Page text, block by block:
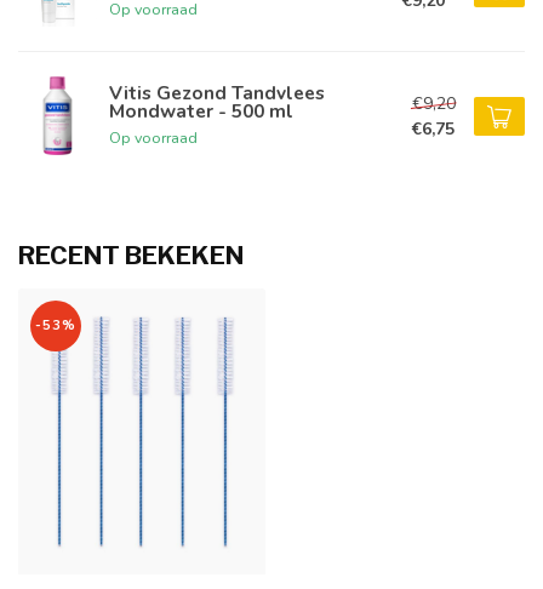
Op voorraad
Vitis Gezond Tandvlees
Mondwater - 500 ml
Op voorraad
€9,20
€6,75
RECENT BEKEKEN
-53%